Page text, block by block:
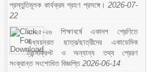
প্রস্তুতিমূলক কার্যক্রম গ্রহণ প্রসঙ্গে। 2026-07-
22
২০২৫-২৬ শিক্ষাবর্ষে একাদশ শ্রেণিতে
অধ্যয়নরত ছাত্র/ছাত্রীদের একাডেমিক
ট্রান্সক্রিপ্ট ও অন্যান্য তথ্য প্রেরণ
সংক্রান্ত সংশোধিত বিজ্ঞপ্তি 2026-06-14